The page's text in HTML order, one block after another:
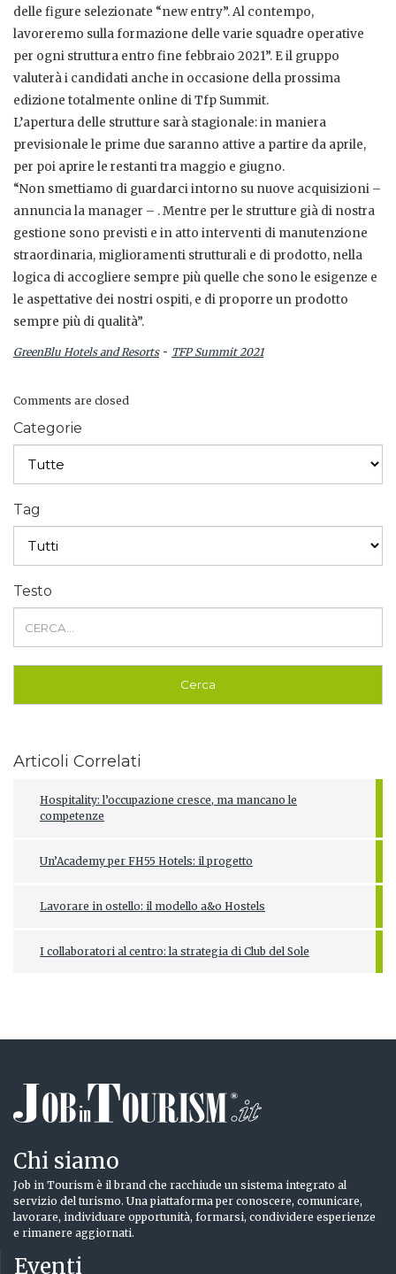
delle figure selezionate “new entry”. Al contempo,
lavoreremo sulla formazione delle varie squadre operative
per ogni struttura entro fine febbraio 2021”. E il gruppo
valuterà i candidati anche in occasione della prossima
edizione totalmente online di Tfp Summit.
L’apertura delle strutture sarà stagionale: in maniera
previsionale le prime due saranno attive a partire da aprile,
per poi aprire le restanti tra maggio e giugno.
“Non smettiamo di guardarci intorno su nuove acquisizioni –
annuncia la manager – . Mentre per le strutture già di nostra
gestione sono previsti e in atto interventi di manutenzione
straordinaria, miglioramenti strutturali e di prodotto, nella
logica di accogliere sempre più quelle che sono le esigenze e
le aspettative dei nostri ospiti, e di proporre un prodotto
sempre più di qualità”.
GreenBlu Hotels and Resorts- TFP Summit 2021
Comments are closed
Categorie
Tag
Testo
Articoli Correlati
Hospitality: l’occupazione cresce, ma mancano le
competenze
Un’Academy per FH55 Hotels: il progetto
Lavorare in ostello: il modello a&o Hostels
I collaboratori al centro: la strategia di Club del Sole
Chi siamo
Job in Tourism è il brand che racchiude un sistema integrato al
servizio del turismo. Una piattaforma per conoscere, comunicare,
lavorare, individuare opportunità, formarsi, condividere esperienze
e rimanere aggiornati.
Eventi